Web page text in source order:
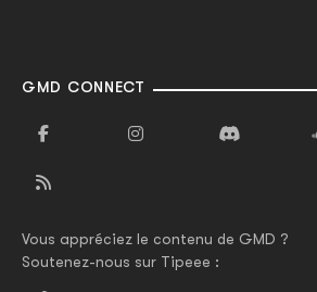
GMD CONNECT
Vous appréciez le contenu de GMD ?
Soutenez-nous sur Tipeee :